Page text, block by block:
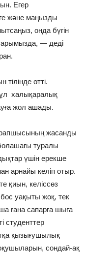
Егер
және маңызды
онда бүгін
— деді
өтті.
халықаралық
жол ашады.
жасанды
туралы
үшін ерекше
арнайы келіп отыр.
қиын, келіссөз
уақыты жоқ, тек
ғана сапарға шыға
студенттер
қызығушылық
сондай-ақ